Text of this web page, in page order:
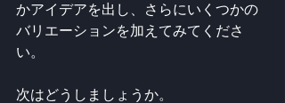
かアイデアを出し、さらにいくつかの
バリエーションを加えてみてくださ
い。
次はどうしましょうか。